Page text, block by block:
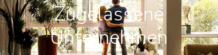
Zugelassene
Unternehmen